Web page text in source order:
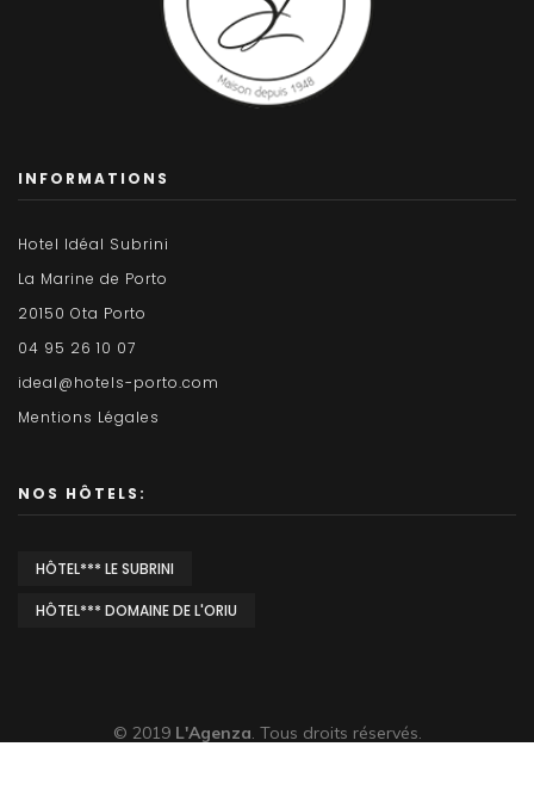
INFORMATIONS
Hotel Idéal Subrini
La Marine de Porto
20150 Ota Porto
04 95 26 10 07
ideal@hotels-porto.com
Mentions Légales
NOS HÔTELS:
HÔTEL*** LE SUBRINI
HÔTEL*** DOMAINE DE L'ORIU
© 2019 L'Agenza . Tous droits réservés.